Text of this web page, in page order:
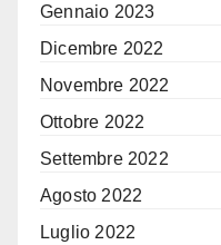
Gennaio 2023
Dicembre 2022
Novembre 2022
Ottobre 2022
Settembre 2022
Agosto 2022
Luglio 2022